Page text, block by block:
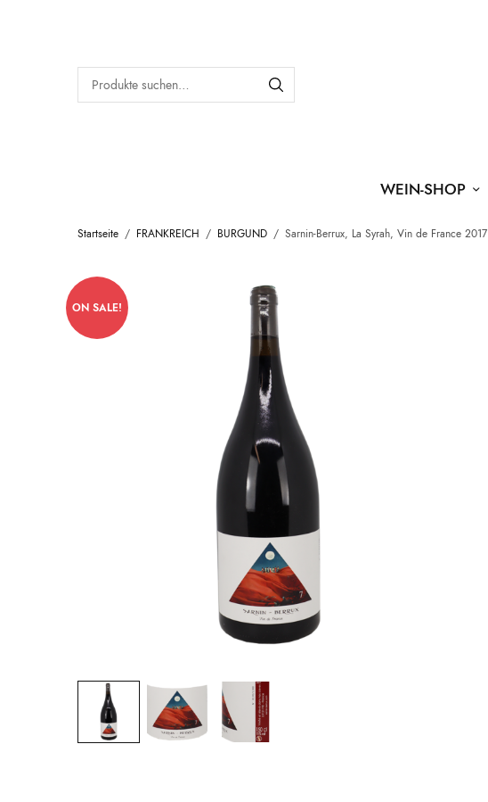
WEIN-SHOP
Startseite / FRANKREICH / BURGUND / Sarnin-Berrux, La Syrah, Vin de France 2017
ON SALE!